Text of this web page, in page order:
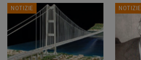
NOTIZIE NOTIZIE